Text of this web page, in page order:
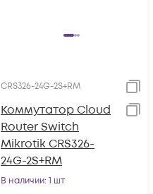
CRS326-24G-2S+RM
Коммутатор Cloud
Router Switch
Mikrotik CRS326-
24G-2S+RM
В наличии: 1 шт